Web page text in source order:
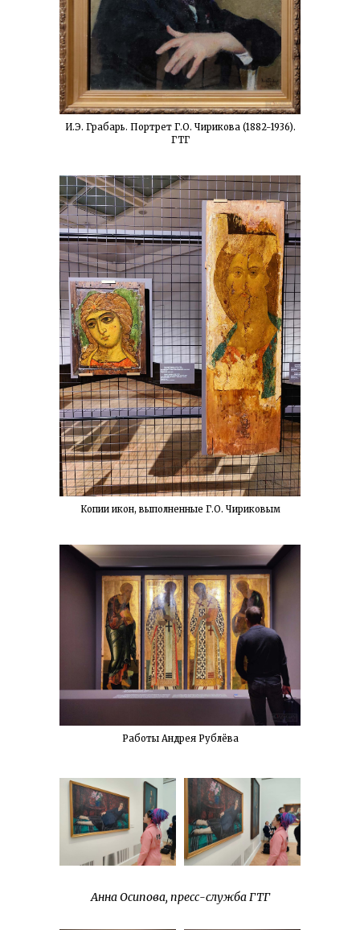
И.Э. Грабарь. Портрет Г.О. Чирикова (1882-1936).
ГТГ
Копии икон, выполненные Г.О. Чириковым
Работы Андрея Рублёва
Анна Осипова, пресс-служба ГТГ